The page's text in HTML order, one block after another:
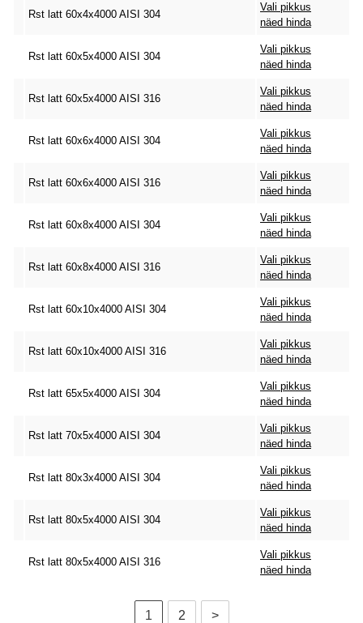
Rst latt 60x4x4000 AISI 304
Vali pikkus
näed hinda
Rst latt 60x5x4000 AISI 304
Vali pikkus
näed hinda
Rst latt 60x5x4000 AISI 316
Vali pikkus
näed hinda
Rst latt 60x6x4000 AISI 304
Vali pikkus
näed hinda
Rst latt 60x6x4000 AISI 316
Vali pikkus
näed hinda
Rst latt 60x8x4000 AISI 304
Vali pikkus
näed hinda
Rst latt 60x8x4000 AISI 316
Vali pikkus
näed hinda
Rst latt 60x10x4000 AISI 304
Vali pikkus
näed hinda
Rst latt 60x10x4000 AISI 316
Vali pikkus
näed hinda
Rst latt 65x5x4000 AISI 304
Vali pikkus
näed hinda
Rst latt 70x5x4000 AISI 304
Vali pikkus
näed hinda
Rst latt 80x3x4000 AISI 304
Vali pikkus
näed hinda
Rst latt 80x5x4000 AISI 304
Vali pikkus
näed hinda
Rst latt 80x5x4000 AISI 316
Vali pikkus
näed hinda
1 2 >